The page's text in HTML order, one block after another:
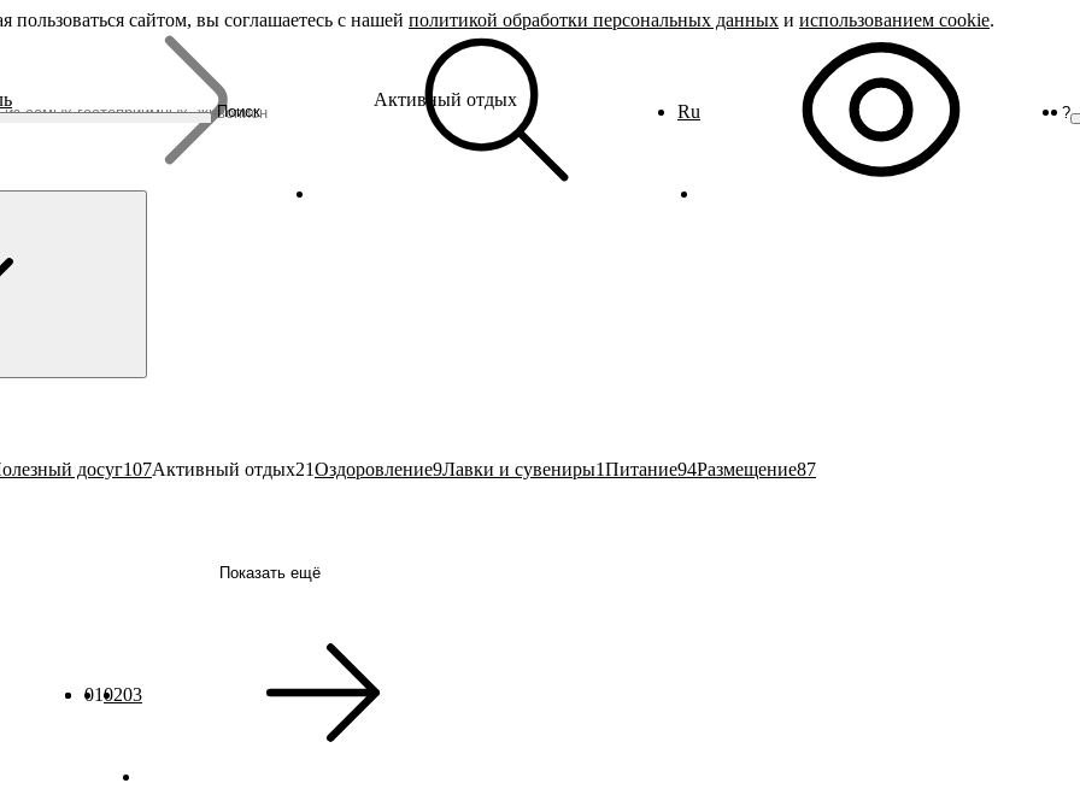
Поиск Ru ?
Бренды
Родина Снегурочки
Династия Романовых
Ювелирная столица
Гусиная столица
Активный отдых
досуг107Активный отдых21Оздоровление9Лавки и сувениры1Питание94Размещение87
010203
Показать ещё
сайтом, вы соглашаетесь с нашей политикой обработки персональных данных и использованием cookie.